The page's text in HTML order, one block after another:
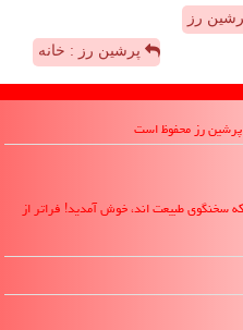
رز
پرشین رز : خانه
سخنگوی طبیعت اند، خوش آمدید! فراتر از